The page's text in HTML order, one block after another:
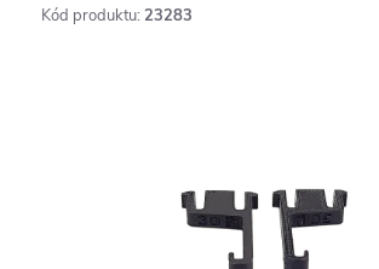
Kód produktu: 23283